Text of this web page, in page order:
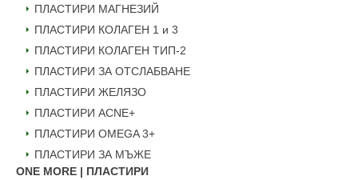
ПЛАСТИРИ МАГНЕЗИЙ
ПЛАСТИРИ КОЛАГЕН 1 и 3
ПЛАСТИРИ КОЛАГЕН ТИП-2
ПЛАСТИРИ ЗА ОТСЛАБВАНЕ
ПЛАСТИРИ ЖЕЛЯЗО
ПЛАСТИРИ ACNE+
ПЛАСТИРИ OMEGA 3+
ПЛАСТИРИ ЗА МЪЖЕ
ONE MORE | ПЛАСТИРИ